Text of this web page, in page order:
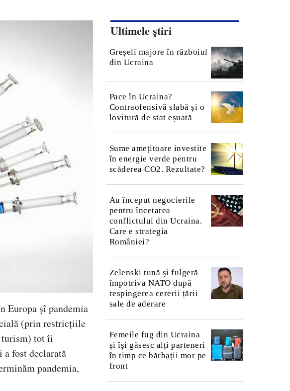
Europa șî pandemia
(prin restricțiile
turism) tot îi
fost declarată
pandemia,
Ultimele știri
Greșeli majore în războiul
din Ucraina
Pace în Ucraina?
Contraofensivă slabă și o
lovitură de stat eșuată
Sume amețitoare investite
în energie verde pentru
scăderea CO2. Rezultate?
Au început negocierile
pentru încetarea
conflictului din Ucraina.
Care e strategia
României?
Zelenski tună și fulgeră
împotriva NATO după
respingerea cererii țării
sale de aderare
Femeile fug din Ucraina
și își găsesc alți parteneri
în timp ce bărbații mor pe
front